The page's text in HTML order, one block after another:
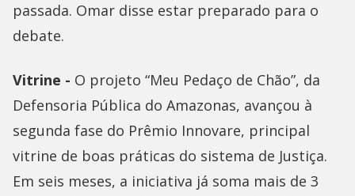
passada. Omar disse estar preparado para o
debate.
Vitrine - O projeto “Meu Pedaço de Chão”, da
Defensoria Pública do Amazonas, avançou à
segunda fase do Prêmio Innovare, principal
vitrine de boas práticas do sistema de Justiça.
Em seis meses, a iniciativa já soma mais de 3